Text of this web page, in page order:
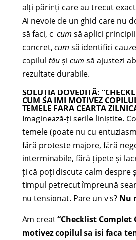
alți părinți care au trecut
Ai nevoie de un ghid care nu
să faci, ci cum să aplici
concret, cum să identifici
copilul tăuși cum să ajustezi
rezultate durabile.
SOLUȚIA DOVEDITĂ:
CUM SA IMI MOTIVEZ
TEMELE FARA CEARTA
Imaginează-ți serile liniștite.
temele (poate nu cu
fără proteste majore, fără
interminabile, fără țipete și
ți că poți discuta calm despre
timpul petrecut împreună
nu tensionat. Pare un vis? Nu
Am creat“Checklist Complet
motivez copilul sa isi faca